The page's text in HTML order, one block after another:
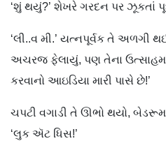
‘શું થયું?’ શેખરે ગરદન પર ઝૂકતાં
‘લી..વ મી.’ યત્નપૂર્વક તે અળગી
અચરજ ફેલાયું, પણ તેના
કરવાનો આઇડિયા મારી પાસે છે!’
ચપટી વગાડી તે ઊભો થયો,
‘લુક ઍટ ધિસ!’